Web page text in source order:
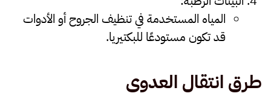
المياه المستخدمة في تنظيف الجروح أو الأدوات
قد تكون مستودعًا للبكتيريا.
طرق انتقال العدوى